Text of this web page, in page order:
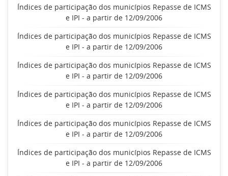
Índices de participação dos municípios Repasse de ICMS
e IPI - a partir de 12/09/2006
Índices de participação dos municípios Repasse de ICMS
e IPI - a partir de 12/09/2006
Índices de participação dos municípios Repasse de ICMS
e IPI - a partir de 12/09/2006
Índices de participação dos municípios Repasse de ICMS
e IPI - a partir de 12/09/2006
Índices de participação dos municípios Repasse de ICMS
e IPI - a partir de 12/09/2006
Índices de participação dos municípios Repasse de ICMS
e IPI - a partir de 12/09/2006